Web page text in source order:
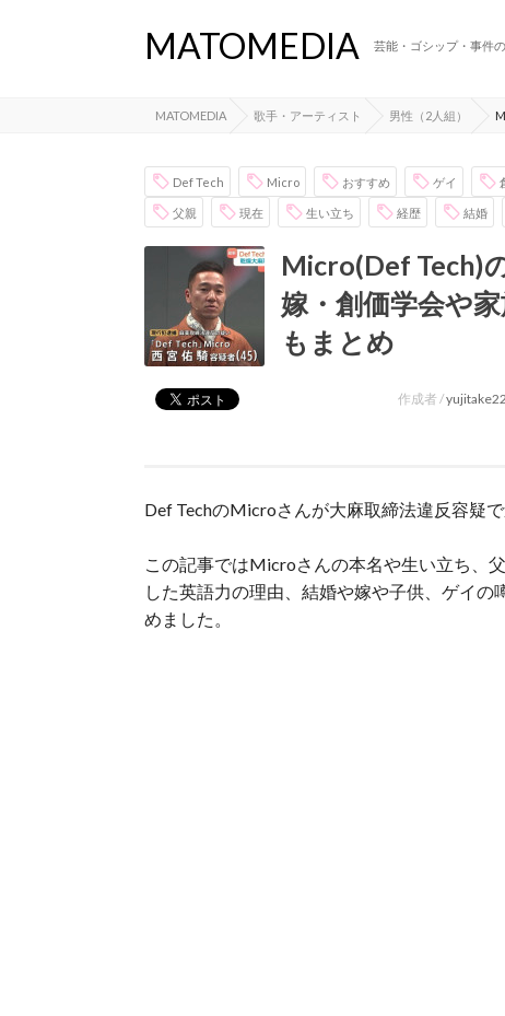
MATOMEDIA 芸能・ゴシップ・事件
MATOMEDIA 歌手・アーティスト 男性（2人組）
Def Tech Micro おすすめ ゲイ
父親 現在 生い立ち 経歴 結婚
Micro(Def Tech)
嫁・創価学会や
もまとめ
作成者 /
Def TechのMicroさんが大麻取締法違反容疑
この記事ではMicroさんの本名や生い立ち、
した英語力の理由、結婚や嫁や子供、ゲイ
めました。